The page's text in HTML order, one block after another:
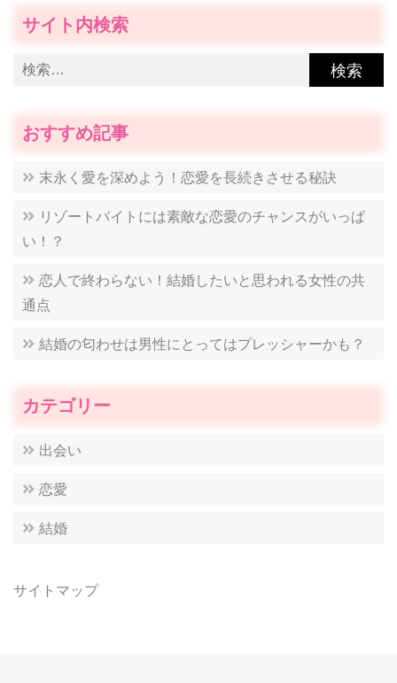
サイト内検索
検
おすすめ記事
末永く愛を深めよう！恋愛を長続きさせる秘訣
リゾートバイトには素敵な恋愛のチャンスがいっぱ
い！？
恋人で終わらない！結婚したいと思われる女性の共
通点
結婚の匂わせは男性にとってはプレッシャーかも？
カテゴリー
出会い
恋愛
結婚
サイトマップ